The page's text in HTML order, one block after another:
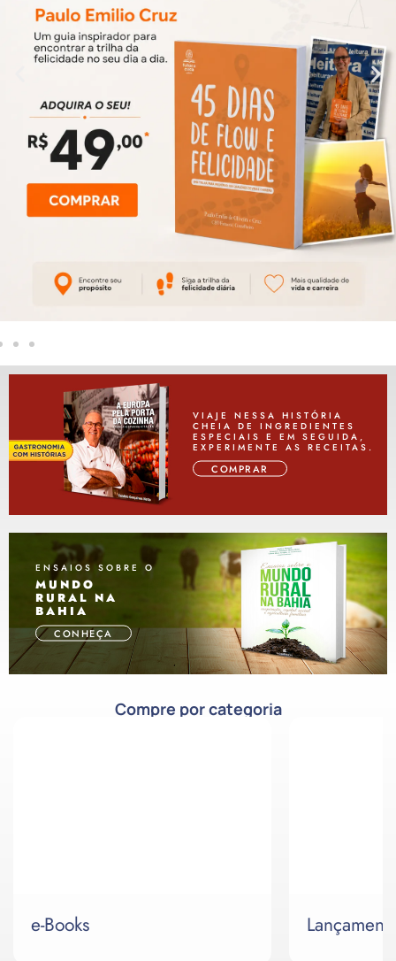
VIAJE NESSA HISTÓRIA
CHEIA DE INGREDIENTES
ESPECIAIS E EM SEGUIDA,
EXPERIMENTE AS RECEITAS.
COMPRAR
ENSAIOS SOBRE O
MUNDO
RURAL NA
BAHIA
CONHEÇA
Compre por categoria
e-Books